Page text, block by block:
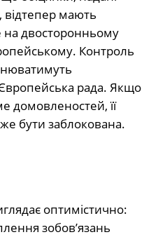
відтепер мають
двосторонньому
Контроль
рада. Якщо
домовленостей, її
бути заблокована.
оптимістично:
зобов’язань